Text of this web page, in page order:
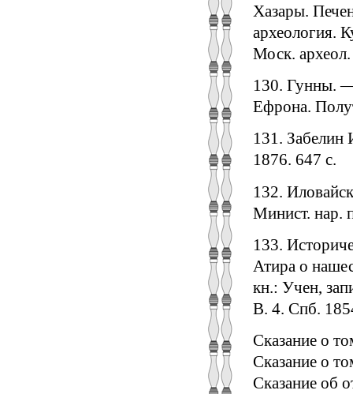
Хазары.
археология.
Моск.
130. Гунны. —
Ефрона.
131.
1876. 647 с.
132.
Минист. нар.
133.
Атира о
кн.: Учен,
В. 4. Спб.
Сказание о
Сказание о
Сказание об